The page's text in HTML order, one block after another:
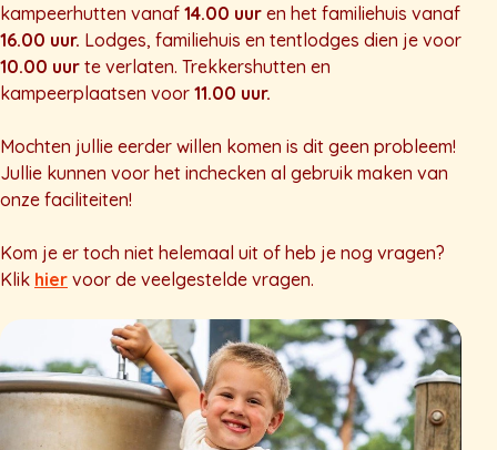
kampeerhutten vanaf 14.00 uur en het familiehuis vanaf
16.00 uur. Lodges, familiehuis en tentlodges dien je voor
10.00 uur te verlaten. Trekkershutten en
kampeerplaatsen voor 11.00 uur.
Mochten jullie eerder willen komen is dit geen probleem!
Jullie kunnen voor het inchecken al gebruik maken van
onze faciliteiten!
Kom je er toch niet helemaal uit of heb je nog vragen?
Klik hier voor de veelgestelde vragen.